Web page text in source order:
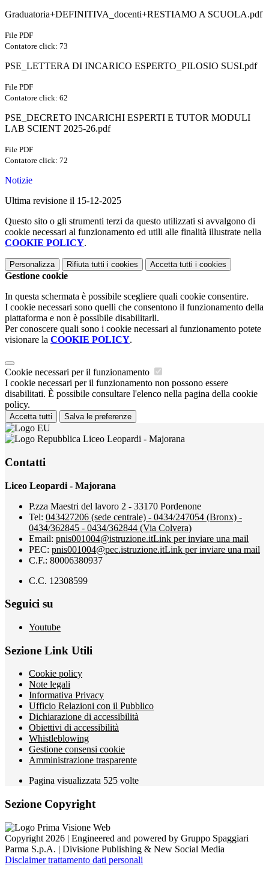
Graduatoria+DEFINITIVA_docenti+RESTIAMO A SCUOLA.pdf
File PDF
Contatore click: 73
PSE_LETTERA DI INCARICO ESPERTO_PILOSIO SUSI.pdf
File PDF
Contatore click: 62
PSE_DECRETO INCARICHI ESPERTI E TUTOR MODULI
LAB SCIENT 2025-26.pdf
File PDF
Contatore click: 72
Notizie
Ultima revisione il 15-12-2025
Questo sito o gli strumenti terzi da questo utilizzati si avvalgono di
cookie necessari al funzionamento ed utili alle finalità illustrate nella
COOKIE POLICY.
Personalizza Rifiuta tutti i cookies Accetta tutti i cookies
Gestione cookie
In questa schermata è possibile scegliere quali cookie consentire.
I cookie necessari sono quelli che consentono il funzionamento della
piattaforma e non è possibile disabilitarli.
Per conoscere quali sono i cookie necessari al funzionamento potete
visionare la COOKIE POLICY.
Cookie necessari per il funzionamento
I cookie necessari per il funzionamento non possono essere
disabilitati. È possibile consultare l'elenco nella pagina della cookie
policy.
Accetta tutti Salva le preferenze
Liceo Leopardi - Majorana
Contatti
Liceo Leopardi - Majorana
P.zza Maestri del lavoro 2 - 33170 Pordenone
Tel: 043427206 (sede centrale) - 0434/247054 (Bronx) -
0434/362845 - 0434/362844 (Via Colvera)
Email: pnis001004@istruzione.itLink per inviare una mail
PEC: pnis001004@pec.istruzione.itLink per inviare una mail
C.F.: 80006380937
C.C. 12308599
Seguici su
Youtube
Sezione Link Utili
Cookie policy
Note legali
Informativa Privacy
Ufficio Relazioni con il Pubblico
Dichiarazione di accessibilità
Obiettivi di accessibilità
Whistleblowing
Gestione consensi cookie
Amministrazione trasparente
Pagina visualizzata 525 volte
Sezione Copyright
Copyright 2026 | Engineered and powered by Gruppo Spaggiari
Parma S.p.A. | Divisione Publishing & New Social Media
Disclaimer trattamento dati personali